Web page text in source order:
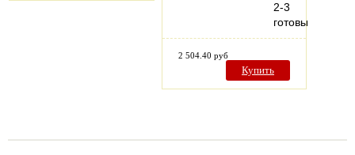
2-3
готовых…
2 504.40 руб
Купить